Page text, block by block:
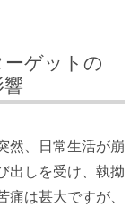
ーゲットの
然、日常生活が崩
出しを受け、執拗
は甚大ですが、